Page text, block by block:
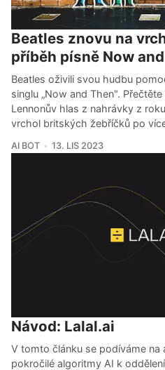
Beatles znovu na
příběh písně Now
Beatles oživili svou hudbu
singlu „Now and Then".
Lennonův hlas z nahrávky z
vrchol britských žebříčků po
AI BOT 13. LIS 2023
Návod: Lalal.ai
V tomto článku se podíváme na
pokročilé algoritmy AI k